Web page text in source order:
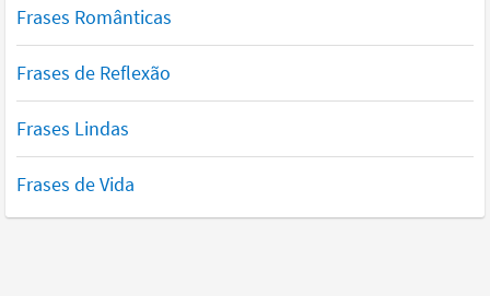
Frases Românticas
Frases de Reflexão
Frases Lindas
Frases de Vida